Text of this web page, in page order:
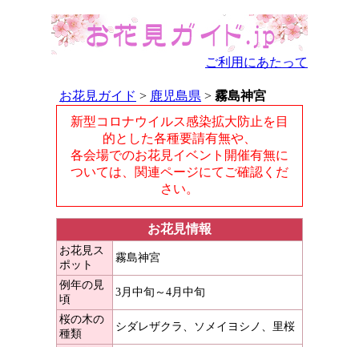
ご利用にあたって
お花見ガイド > 鹿児島県 > 霧島神宮
新型コロナウイルス感染拡大防止を目
的とした各種要請有無や、
各会場でのお花見イベント開催有無に
ついては、関連ページにてご確認くだ
さい。
お花見情報
お花見ス
ポット
霧島神宮
例年の見
頃
3月中旬～4月中旬
桜の木の
種類
シダレザクラ、ソメイヨシノ、里桜